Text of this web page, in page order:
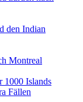
den Indian
Montreal
1000 Islands
Fällen